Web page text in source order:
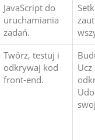
JavaScript do
uruchamiania
zadań.
Twórz, testuj i
odkrywaj kod
front-end.
Ucz